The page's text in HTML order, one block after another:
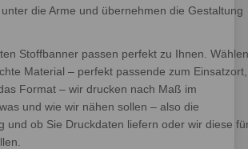
die Arme und übernehmen die Gestaltung
Stoffbanner passen perfekt zu Ihnen. Wählen
Material – perfekt passende zum Einsatzort,
Format – wir drucken nach Maß im
und wie wir nähen sollen – also die
und ob Sie Druckdaten liefern oder wir diese